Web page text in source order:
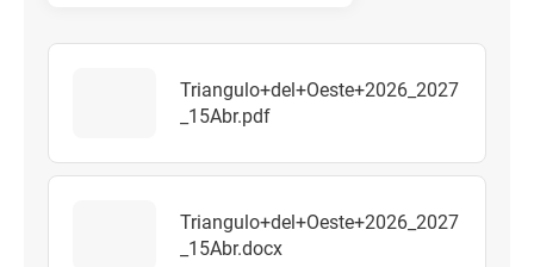
Triangulo+del+Oeste+2026_2027
_15Abr.pdf
Triangulo+del+Oeste+2026_2027
_15Abr.docx